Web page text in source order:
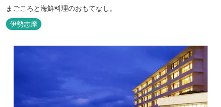
まごころと海鮮料理のおもてなし。
伊勢志摩